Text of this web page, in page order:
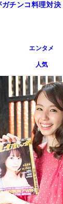
ガチンコ料理対
エンタメ
人気